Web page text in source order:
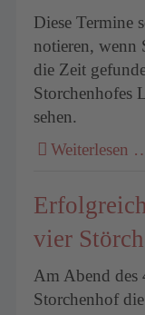
Diese Termine
notieren, wenn
die Zeit
Storchenhofes
sehen.
Weiterlesen
vier
Am Abend des
Storchenhof